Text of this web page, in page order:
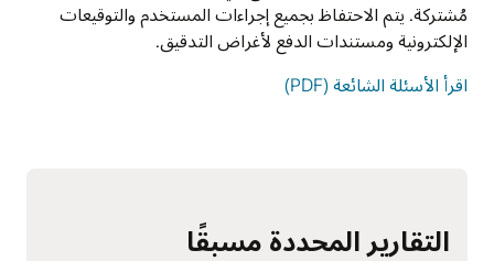
مُشتركة. يتم الاحتفاظ بجميع إجراءات المستخدم والتوقيعات
الإلكترونية ومستندات الدفع لأغراض التدقيق.
اقرأ الأسئلة الشائعة (PDF)
التقارير المحددة مسبقًا